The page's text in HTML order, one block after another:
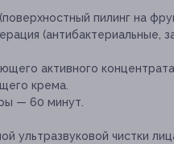
пилинг на
активного
крема.
— 60 минут.
ультразвуковой чистки